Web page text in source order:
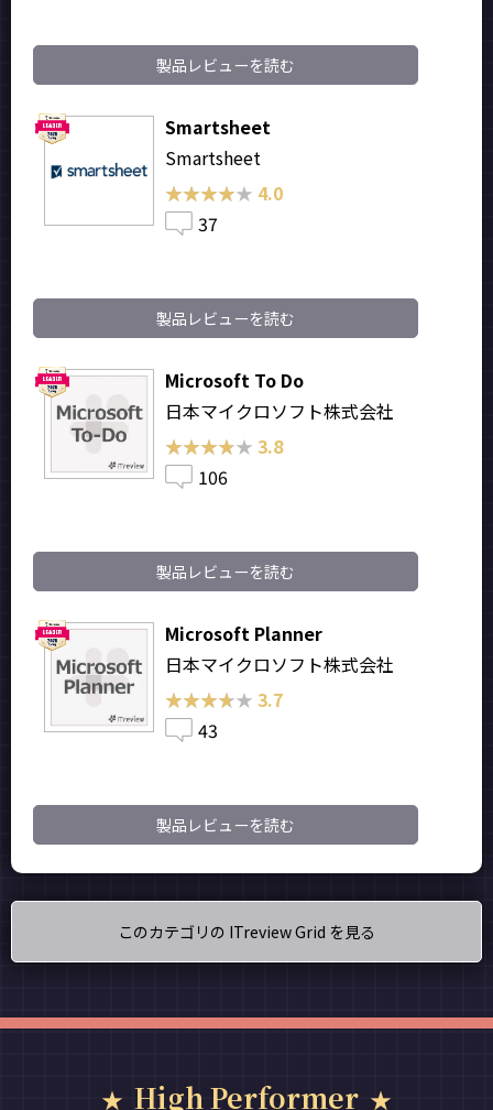
製品レビューを読む
Smartsheet
Smartsheet
★★★★★
★★★★★ 4.0
37
製品レビューを読む
Microsoft To Do
日本マイクロソフト株式会社
★★★★★
★★★★★ 3.8
106
製品レビューを読む
Microsoft Planner
日本マイクロソフト株式会社
★★★★★
★★★★★ 3.7
43
製品レビューを読む
このカテゴリの ITreview Grid を見る
High Performer